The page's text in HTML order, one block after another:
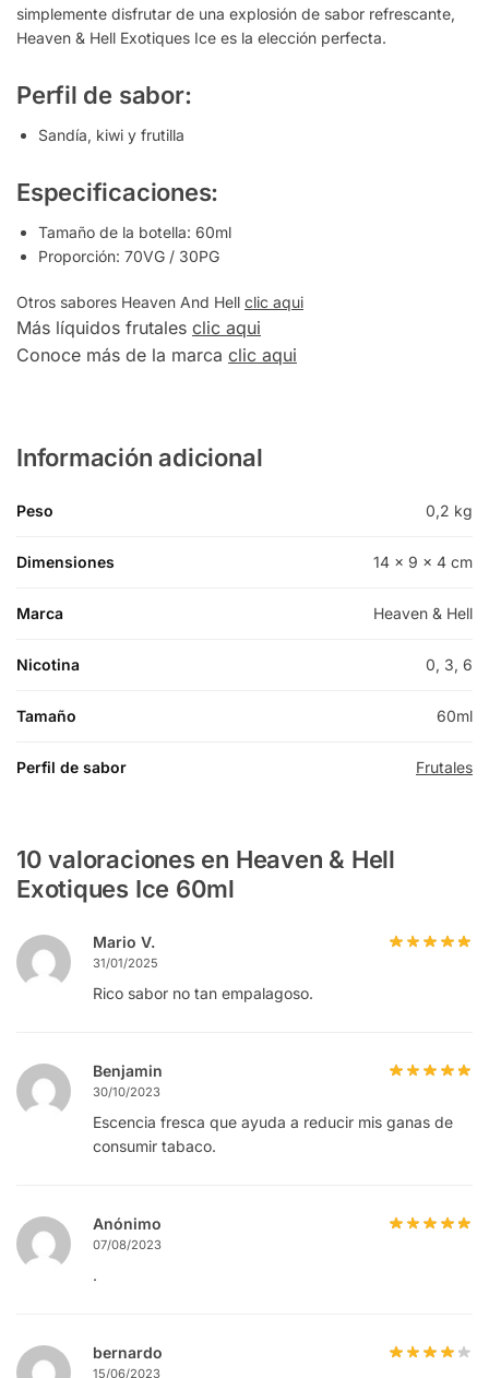
simplemente disfrutar de una explosión de sabor refrescante,
Heaven & Hell Exotiques Ice es la elección perfecta.
Perfil de sabor:
Sandía, kiwi y frutilla
Especificaciones:
Tamaño de la botella: 60ml
Proporción: 70VG / 30PG
Otros sabores Heaven And Hell clic aqui
Más líquidos frutales clic aqui
Conoce más de la marca clic aqui
Información adicional
Peso 0,2 kg
Dimensiones 14 × 9 × 4 cm
Marca Heaven & Hell
Nicotina 0, 3, 6
Tamaño 60ml
Perfil de sabor Frutales
10 valoraciones en Heaven & Hell
Exotiques Ice 60ml
Mario V.
31/01/2025
Rico sabor no tan empalagoso.
Benjamin
30/10/2023
Escencia fresca que ayuda a reducir mis ganas de
consumir tabaco.
Anónimo
07/08/2023
.
bernardo
15/06/2023